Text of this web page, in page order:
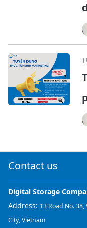
Contact us
Digital Storage
Address: 13 Road No.
City, Vietnam